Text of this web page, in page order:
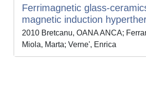
Ferrimagnetic glass-
magnetic induction
2010 Bretcanu, OANA ANCA;
Miola, Marta; Verne', Enrica